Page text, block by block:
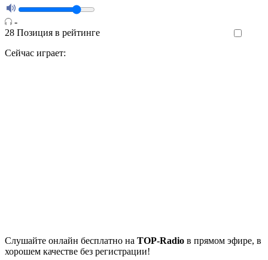
-
28 Позиция в рейтинге
Сейчас играет:
Cлушайте онлайн бесплатно на TOP-Radio в прямом эфире, в
хорошем качестве без регистрации!